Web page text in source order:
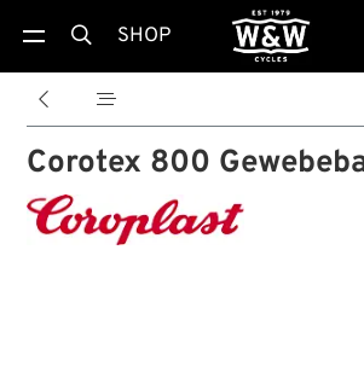
 SHOP
 
Corotex 800